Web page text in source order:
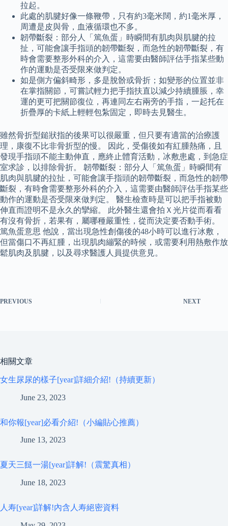
拉起。
此處的肌腱好像一條鞭帶，只有約3毫米闊，約1毫米厚，
周遭是皮與骨，血液循環也不多。
韌帶斷裂：部分人「篤魚蛋」時瞬間有肌肉與肌腱的拉
扯，可能會讓手指頭的韌帶斷裂，而急性的韌帶斷裂，有
時會需要整形外科的介入，這需要由醫師評估手指某些動
作的運動是否受限來做判定。
如是側方偏斜畸形，多是脫骱或骨折；如變形的位置並非
在掌指關節，可嘗試輕力把手指扶直以減少持續腫脹，幸
運的更可把關節復位，再連同左右兩旁的手指，一起托在
折疊厚的卡紙上輕輕包紮固定，即時去見醫生。
雖然骨折型鎚狀指的後果可以很嚴重，但只要有適當的治療護
理，康復不比非骨折型的慢。 因此，受傷後如有紅腫熱痛，且
發現手指頭不能主動伸直，應終止體育活動，冰敷患處，到急症
室求診，以排除骨折。 韌帶斷裂：部分人「篤魚蛋」時瞬間有
肌肉與肌腱的拉扯，可能會讓手指頭的韌帶斷裂，而急性的韌帶
斷裂，有時會需要整形外科的介入，這需要由醫師評估手指某些
動作的運動是否受限來做判定。 醫生檢查時是可以把手指被動
伸直而證明不是永久的攣縮。 此外醫生還會拍Ｘ光片從而看看
有沒有骨折，若果有，屬哪種嚴重性，從而決定要否動手術。
篤魚蛋意思 他說，當出現急性創傷後的48小時可以進行冰敷，
但當傷口不再紅腫，出現肌肉繃緊的時候，或需要利用熱敷作放
鬆肌肉及肌腱，以及尋求醫護人員提供意見。
PREVIOUS NEXT
相關文章
女生尿尿的樣子[year]詳細介紹!（持續更新）
June 23, 2023
和你報[year]必看介紹!（小編貼心推薦）
June 13, 2023
夏天三餸一湯[year]詳解!（震驚真相）
June 18, 2023
人寿[year]詳解!內含人寿絕密資料